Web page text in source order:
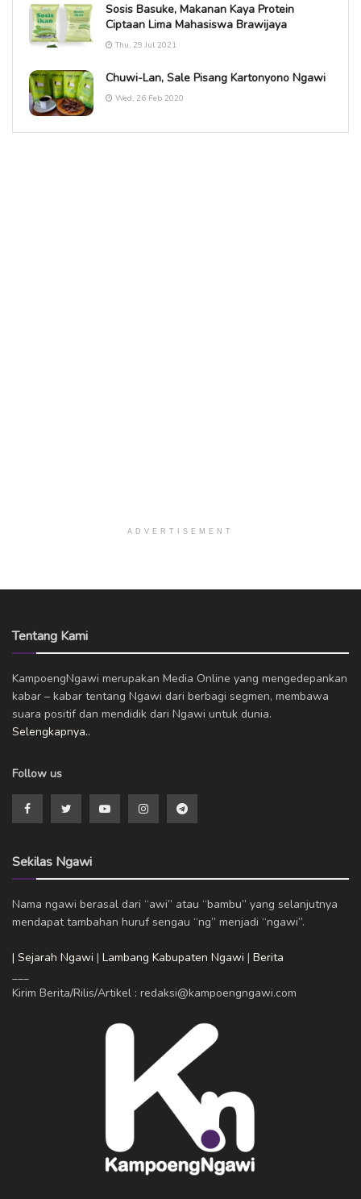
Sosis Basuke, Makanan Kaya Protein
Ciptaan Lima Mahasiswa Brawijaya
Thu, 29 Jul 2021
Chuwi-Lan, Sale Pisang Kartonyono Ngawi
Wed, 26 Feb 2020
ADVERTISEMENT
Tentang Kami
KampoengNgawi merupakan Media Online yang mengedepankan
kabar – kabar tentang Ngawi dari berbagi segmen, membawa
suara positif dan mendidik dari Ngawi untuk dunia.
Selengkapnya..
Follow us
Sekilas Ngawi
Nama ngawi berasal dari “awi” atau “bambu” yang selanjutnya
mendapat tambahan huruf sengau “ng” menjadi “ngawi”.
| Sejarah Ngawi | Lambang Kabupaten Ngawi | Berita
___
Kirim Berita/Rilis/Artikel : redaksi@kampoengngawi.com